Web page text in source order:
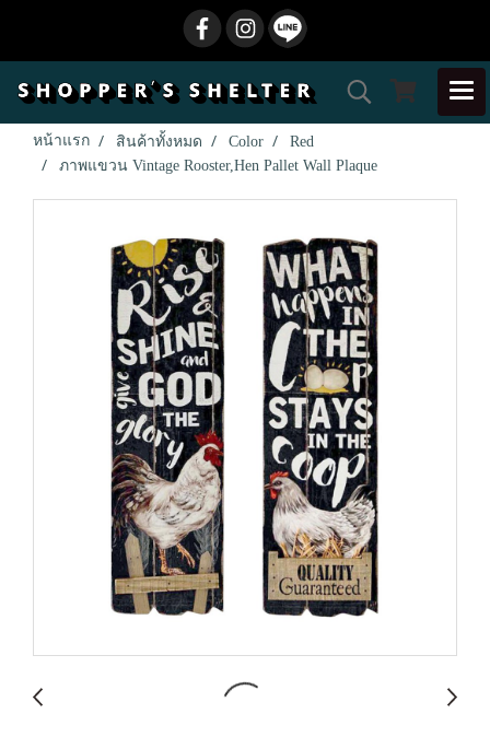
หน้าแรก สินค้าทั้งหมด Color
Red
ภาพแขวน Vintage Rooster,Hen Pallet Wall Plaque